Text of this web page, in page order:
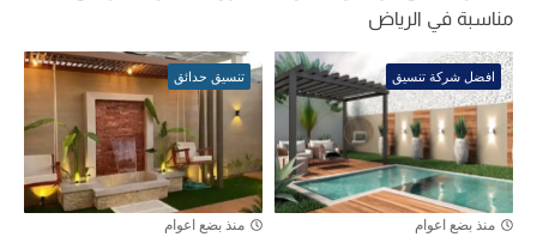
مناسبة في الرياض
افضل شركة تنسيق
منذ بضع اعوام
تنسيق حدائق
منذ بضع اعوام